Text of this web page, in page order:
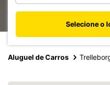
Selecione o
Aluguel de Carros